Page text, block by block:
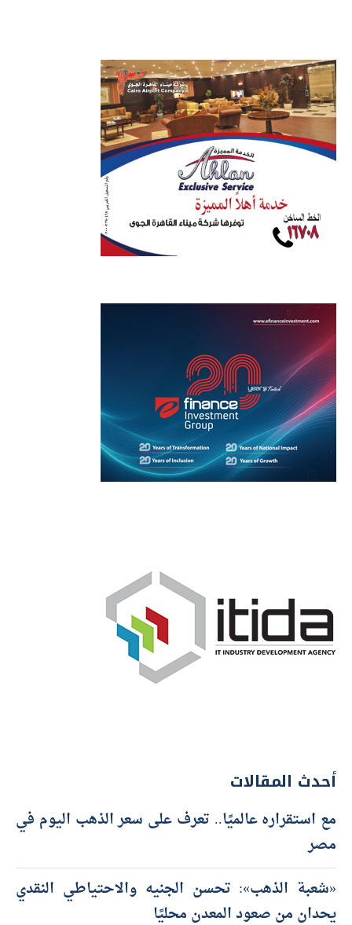
أحدث المقالات
مع استقراره عالميًا.. تعرف على سعر الذهب اليوم في
مصر
«شعبة الذهب»: تحسن الجنيه والاحتياطي النقدي
يحدان من صعود المعدن محليًا